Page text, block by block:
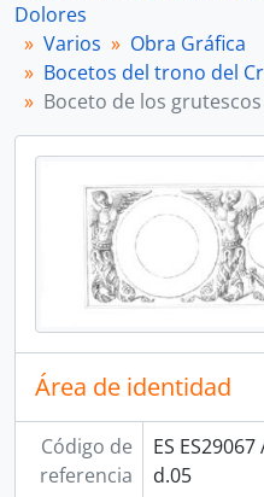
Dolores
Varios
Obra Gráfica
Bocetos del trono del
Boceto de los
Área de identidad
Código de
referencia
ES
d.05